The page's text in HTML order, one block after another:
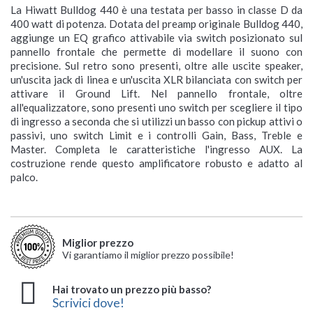
La Hiwatt Bulldog 440 è una testata per basso in classe D da
400 watt di potenza. Dotata del preamp originale Bulldog 440,
aggiunge un EQ grafico attivabile via switch posizionato sul
pannello frontale che permette di modellare il suono con
precisione. Sul retro sono presenti, oltre alle uscite speaker,
un'uscita jack di linea e un'uscita XLR bilanciata con switch per
attivare il Ground Lift. Nel pannello frontale, oltre
all'equalizzatore, sono presenti uno switch per scegliere il tipo
di ingresso a seconda che si utilizzi un basso con pickup attivi o
passivi, uno switch Limit e i controlli Gain, Bass, Treble e
Master. Completa le caratteristiche l'ingresso AUX. La
costruzione rende questo amplificatore robusto e adatto al
palco.
Miglior prezzo
Vi garantiamo il miglior prezzo possibile!
Hai trovato un prezzo più basso?
Scrivici dove!